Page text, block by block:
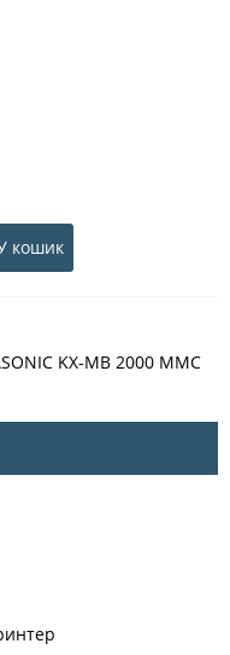
кошик
KX-MB 2000 MMC